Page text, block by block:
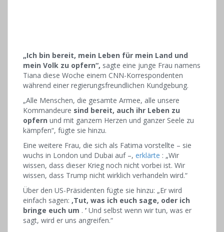
„Ich bin bereit, mein Leben für mein Land und
mein Volk zu opfern“, sagte eine junge Frau namens
Tiana diese Woche einem CNN-Korrespondenten
während einer regierungsfreundlichen Kundgebung.
„Alle Menschen, die gesamte Armee, alle unsere
Kommandeure sind bereit, auch ihr Leben zu
opfern und mit ganzem Herzen und ganzer Seele zu
kämpfen“, fügte sie hinzu.
Eine weitere Frau, die sich als Fatima vorstellte – sie
wuchs in London und Dubai auf –, erklärte : „Wir
wissen, dass dieser Krieg noch nicht vorbei ist. Wir
wissen, dass Trump nicht wirklich verhandeln wird.“
Über den US-Präsidenten fügte sie hinzu: „Er wird
einfach sagen: ‚Tut, was ich euch sage, oder ich
bringe euch um . ‘ Und selbst wenn wir tun, was er
sagt, wird er uns angreifen.“